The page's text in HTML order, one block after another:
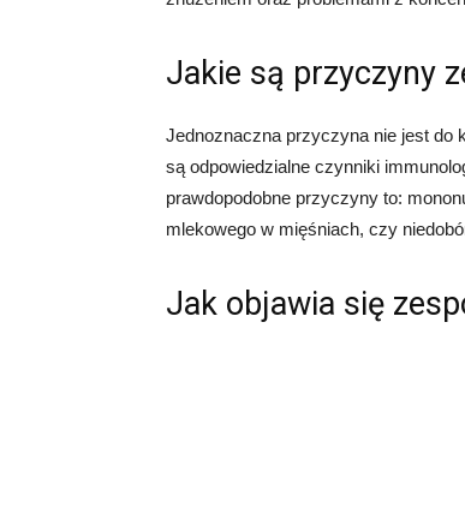
Jakie są przyczyny
Jednoznaczna przyczyna nie jest do
są odpowiedzialne czynniki
prawdopodobne przyczyny to:
mlekowego w mięśniach, czy
Jak objawia się